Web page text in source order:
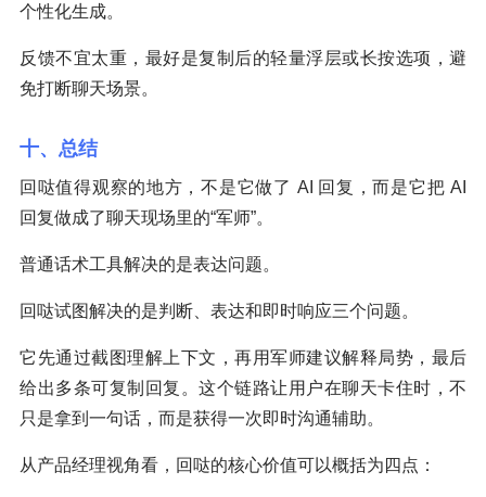
个性化生成。
反馈不宜太重，最好是复制后的轻量浮层或长按选项，避
免打断聊天场景。
十、总结
回哒值得观察的地方，不是它做了 AI 回复，而是它把 AI
回复做成了聊天现场里的“军师”。
普通话术工具解决的是表达问题。
回哒试图解决的是判断、表达和即时响应三个问题。
它先通过截图理解上下文，再用军师建议解释局势，最后
给出多条可复制回复。这个链路让用户在聊天卡住时，不
只是拿到一句话，而是获得一次即时沟通辅助。
从产品经理视角看，回哒的核心价值可以概括为四点：